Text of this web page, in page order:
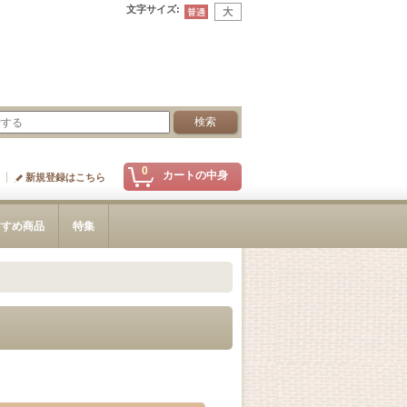
文字サイズ:
0 カートの中身
新規登録はこちら
め商品 特集